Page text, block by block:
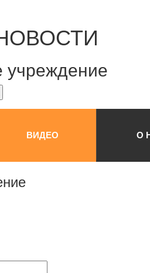
учреждение
ВИДЕО О